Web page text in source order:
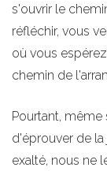
s'ouvrir le
réfléchir, vous
où vous
chemin de
Pourtant, même
d'éprouver de
exalté, nous ne